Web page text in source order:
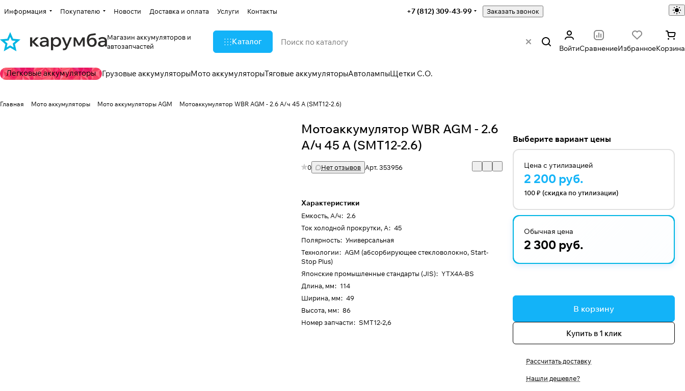
Информация Покупателю Новости Доставка и оплата Услуги Контакты +7 (812) 309-43-99 Заказать звонок
Магазин аккумуляторов и
автозапчастей
Каталог
ВойтиСравнениеИзбранноеКорзина
Легковые аккумуляторы Грузовые аккумуляторыМото аккумуляторыТяговые аккумуляторыАвтолампыЩетки С.О.
Главная Мото аккумуляторы Мото аккумуляторы AGM Мотоаккумулятор WBR AGM - 2.6 А/ч 45 А (SMT12-2.6)
Мотоаккумулятор WBR AGM - 2.6
А/ч 45 А (SMT12-2.6)
0 Нет отзывов Арт.353956
Характеристики
Емкость, А/ч: 2.6
Ток холодной прокрутки, А: 45
Полярность: Универсальная
Технологии: AGM (абсорбирующее стекловолокно, Start-
Stop Plus)
Японские промышленные стандарты (JIS): YTX4A-BS
Длина, мм: 114
Ширина, мм: 49
Высота, мм: 86
Номер запчасти: SMT12-2,6
Выберите вариант цены
Цена с утилизацией
2 200 руб.
100 ₽ (скидка по утилизации)
Обычная цена
2 300 руб.
В корзину
Купить в 1 клик
Рассчитать доставку
Нашли дешевле?